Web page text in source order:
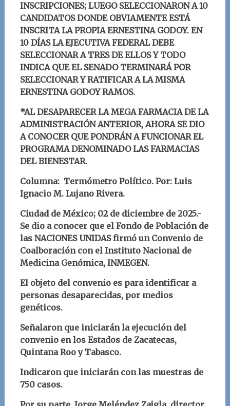
INSCRIPCIONES; LUEGO SELECCIONARON A 10
CANDIDATOS DONDE OBVIAMENTE ESTÁ
INSCRITA LA PROPIA ERNESTINA GODOY. EN
10 DÍAS LA EJECUTIVA FEDERAL DEBE
SELECCIONAR A TRES DE ELLOS Y TODO
INDICA QUE EL SENADO TERMINARÁ POR
SELECCIONAR Y RATIFICAR A LA MISMA
ERNESTINA GODOY RAMOS.
*AL DESAPARECER LA MEGA FARMACIA DE LA
ADMINISTRACIÓN ANTERIOR, AHORA SE DIO
A CONOCER QUE PONDRÁN A FUNCIONAR EL
PROGRAMA DENOMINADO LAS FARMACIAS
DEL BIENESTAR.
Columna: Termómetro Político. Por: Luis
Ignacio M. Lujano Rivera.
Ciudad de México; 02de diciembrede 2025.-
Se dio a conocer que el Fondo de Población de
las NACIONES UNIDAS firmó un Convenio de
Coalboración con el Instituto Nacional de
Medicina Genómica, INMEGEN.
El objeto del convenio es para identificar a
personas desaparecidas, por medios
genéticos.
Señalaron que iniciarán la ejecución del
convenio en los Estados de Zacatecas,
Quintana Roo y Tabasco.
Indicaron que iniciarán con las muestras de
750 casos.